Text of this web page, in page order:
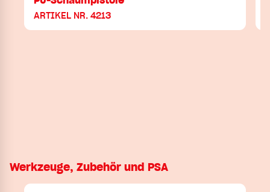
ARTIKEL NR. 4213
Werkzeuge, Zubehör und PSA